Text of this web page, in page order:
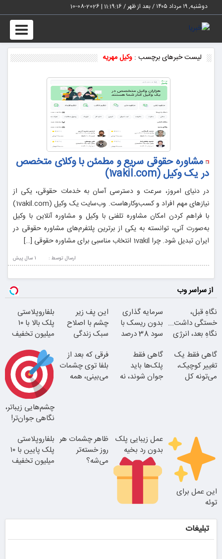
دوشنبه, ۱۹ مرداد ۱۴۰۵ / بعد از ظهر / 11:19:16
|
2026-08-10
Toggle
لیست خبرهای برچسب : وکیل مهریه
مشاوره حقوقی سریع و مطمئن با وکلای متخصص
در یک وکیل (1vakil.com)
در دنیای امروز، سرعت و دسترسی آسان به خدمات حقوقی، یکی از
نیازهای مهم افراد و کسب‌وکارهاست. وب‌سایت یک وکیل (1vakil.com)
با فراهم کردن امکان مشاوره تلفنی با وکیل و مشاوره آنلاین با وکیل
به‌صورت آنی، توانسته به یکی از برترین پلتفرم‌های مشاوره حقوقی در
ایران تبدیل شود. چرا 1vakil انتخاب مناسبی برای مشاوره حقوقی […]
1 سال پيش ارسال توسط :
از سراسر وب
نگاهِ قبل،
خستگی داشت...
نگاهِ بعد، انرژی
سرمایه گذاری
بدون ریسک با
سود 38 درصد
این پف زیر
چشم با اصلاح
سبک زندگی
نیست
بلفاروپلاستی
پلک بالا با ۱۰
میلیون تخفیف
گاهی فقط یک
تغییر کوچیک،
می‌تونه کل
تغییر طبیعی
گاهی فقط
پلک‌ها باید
جوان شوند، نه
نتیجه‌ای طبیعی
فرقی که بعد از
بلفا توی چشمات
می‌بینی، همه
چشم‌هایی زیباتر،
نگاهی جوان‌تر!
این عمل برای
توئه
عمل زیبایی پلک
بدون رد بخیه
ظاهر چشمات هر
روز خسته‌تر
می‌شه؟
بلفاروپلاستی
پلک پایین با ۱۰
میلیون تخفیف
تبلیغات